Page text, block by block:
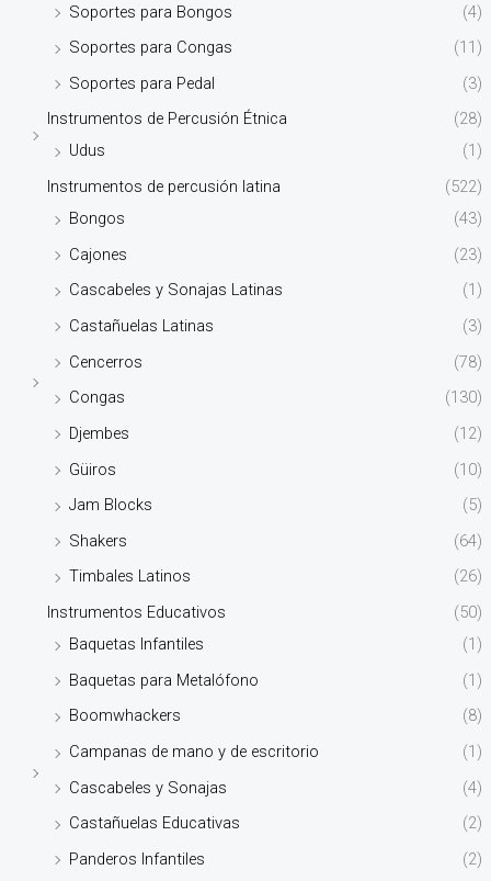
Soportes para Bongos
(4)
Soportes para Congas
(11)
Soportes para Pedal
(3)
Instrumentos de Percusión Étnica
(28)
Udus
(1)
Instrumentos de percusión latina
(522)
Bongos
(43)
Cajones
(23)
Cascabeles y Sonajas Latinas
(1)
Castañuelas Latinas
(3)
Cencerros
(78)
Congas
(130)
Djembes
(12)
Güiros
(10)
Jam Blocks
(5)
Shakers
(64)
Timbales Latinos
(26)
Instrumentos Educativos
(50)
Baquetas Infantiles
(1)
Baquetas para Metalófono
(1)
Boomwhackers
(8)
Campanas de mano y de escritorio
(1)
Cascabeles y Sonajas
(4)
Castañuelas Educativas
(2)
Panderos Infantiles
(2)